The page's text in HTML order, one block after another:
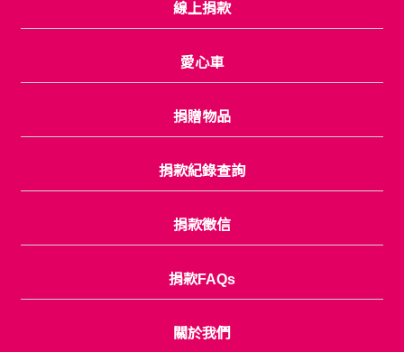
線上捐款
愛心車
捐贈物品
捐款紀錄查詢
捐款徵信
捐款FAQs
關於我們